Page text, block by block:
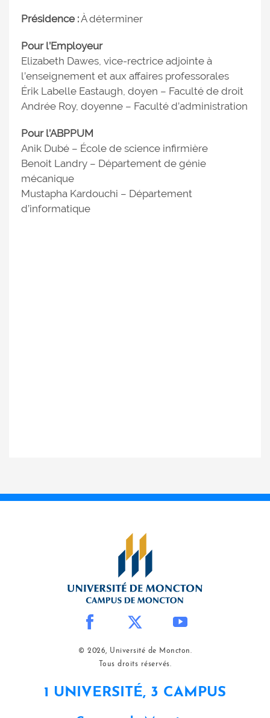
Présidence :À déterminer
Pour l’Employeur
Elizabeth Dawes, vice-rectrice adjointe à
l’enseignement et aux affaires professorales
Érik Labelle Eastaugh, doyen – Faculté de droit
Andrée Roy, doyenne – Faculté d’administration
Pour l’ABPPUM
Anik Dubé – École de science infirmière
Benoit Landry – Département de génie
mécanique
Mustapha Kardouchi – Département
d’informatique
© 2026, Université de Moncton.
Tous droits réservés.
1 UNIVERSITÉ, 3 CAMPUS